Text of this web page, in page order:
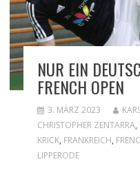
NUR EIN
FRENCH OPEN
3. MÄRZ 2023
CHRISTOPHER ZENTARRA,
KRICK, FRANKREICH,
LIPPERODE